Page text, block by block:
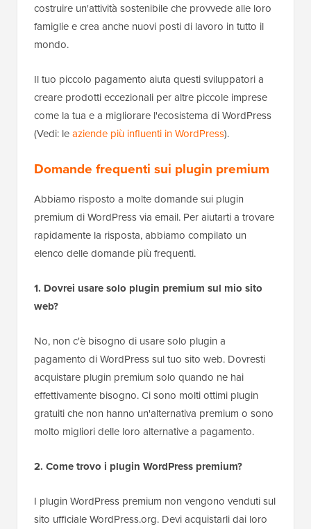
costruire un'attività sostenibile che provvede alle loro
famiglie e crea anche nuovi posti di lavoro in tutto il
mondo.
Il tuo piccolo pagamento aiuta questi sviluppatori a
creare prodotti eccezionali per altre piccole imprese
come la tua e a migliorare l'ecosistema di WordPress
(Vedi: leaziende più influenti in WordPress).
Domande frequenti sui plugin premium
Abbiamo risposto a molte domande sui plugin
premium di WordPress via email. Per aiutarti a trovare
rapidamente la risposta, abbiamo compilato un
elenco delle domande più frequenti.
1. Dovrei usare solo plugin premium sul mio sito
web?
No, non c'è bisogno di usare solo plugin a
pagamento di WordPress sul tuo sito web. Dovresti
acquistare plugin premium solo quando ne hai
effettivamente bisogno. Ci sono molti ottimi plugin
gratuiti che non hanno un'alternativa premium o sono
molto migliori delle loro alternative a pagamento.
2. Come trovo i plugin WordPress premium?
I plugin WordPress premium non vengono venduti sul
sito ufficiale WordPress.org. Devi acquistarli dai loro